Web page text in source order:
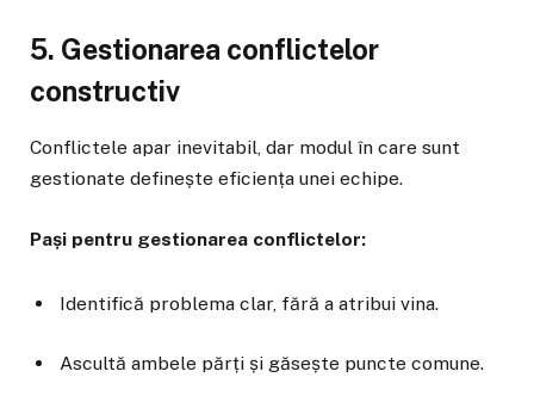
5. Gestionarea conflictelor
constructiv
Conflictele apar inevitabil, dar modul în care sunt
gestionate definește eficiența unei echipe.
Pași pentru gestionarea conflictelor:
Identifică problema clar, fără a atribui vina.
Ascultă ambele părți și găsește puncte comune.